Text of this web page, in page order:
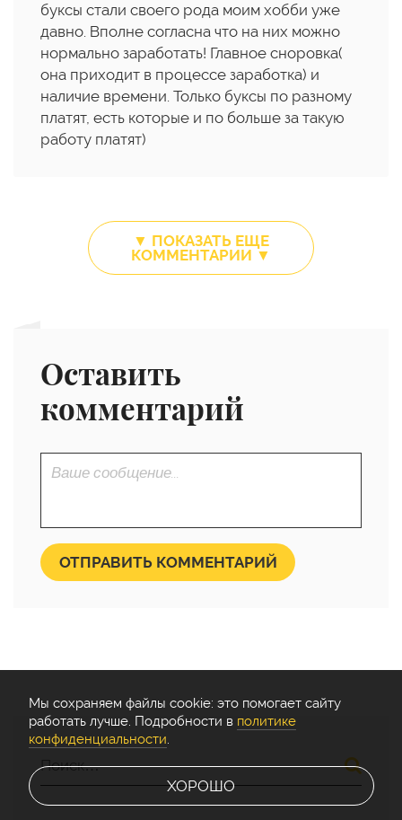
буксы стали своего рода моим хобби уже
давно. Вполне согласна что на них можно
нормально заработать! Главное сноровка(
она приходит в процессе заработка) и
наличие времени. Только буксы по разному
платят, есть которые и по больше за такую
работу платят)
▼ ПОКАЗАТЬ ЕЩЕ
КОММЕНТАРИИ ▼
Оставить
комментарий
ОТПРАВИТЬ КОММЕНТАРИЙ
Мы cохраняем файлы cookie: это помогает сайту
работать лучше. Подробности в политике
конфиденциальности
ХОРОШО